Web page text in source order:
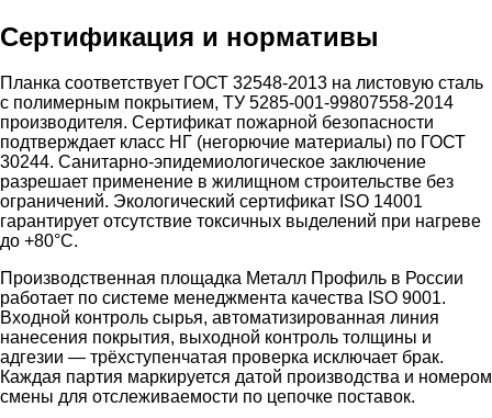
Сертификация и нормативы
Планка соответствует ГОСТ 32548-2013 на листовую сталь
с полимерным покрытием, ТУ 5285-001-99807558-2014
производителя. Сертификат пожарной безопасности
подтверждает класс НГ (негорючие материалы) по ГОСТ
30244. Санитарно-эпидемиологическое заключение
разрешает применение в жилищном строительстве без
ограничений. Экологический сертификат ISO 14001
гарантирует отсутствие токсичных выделений при нагреве
до +80°C.
Производственная площадка Металл Профиль в России
работает по системе менеджмента качества ISO 9001.
Входной контроль сырья, автоматизированная линия
нанесения покрытия, выходной контроль толщины и
адгезии — трёхступенчатая проверка исключает брак.
Каждая партия маркируется датой производства и номером
смены для отслеживаемости по цепочке поставок.